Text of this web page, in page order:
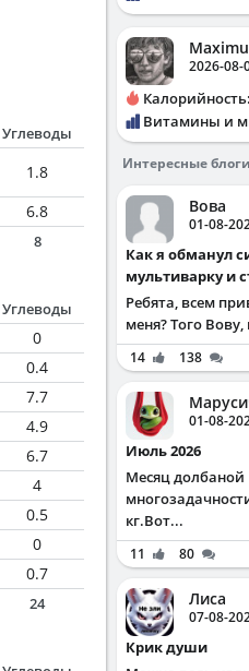
Углеводы
1.8
6.8
8
Углеводы
0
0.4
7.7
4.9
6.7
4
0.5
0
0.7
24
2026-08-
Калорийность:
Витамины и
Интересные блоги
Вова
01-08-
Как я обманул систему, купил
мультиварку и
Ребята, всем
меня? Того Вову,
14 138
01-08-
Июль 2026
Месяц долбаной
кг.Вот...
11 80
Лиса
07-08-
Крик души